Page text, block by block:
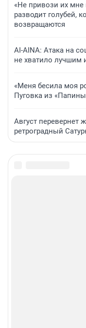
«Не привози их мне
разводит голубей,
возвращаются
AI-AINA: Атака на
не хватило лучшим
«Меня бесила моя
Пуговка из
Август перевернет
ретроградный